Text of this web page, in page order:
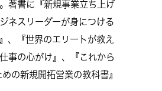
著書に『新規事業立ち上げ
ネスリーダーが身につける
、『世界のエリートが教え
事の心がけ』、『これから
の新規開拓営業の教科書』